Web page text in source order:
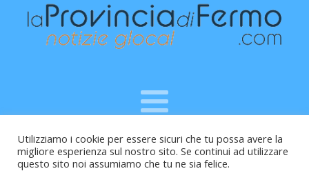
Raffaele Vitali - via Leopardi 10 - 61121 Pesaro (PU) -
Cod.Fisc VTLRFL77B02L500Y - Testata giornalistica, aut.
Utilizziamo i cookie per essere sicuri che tu possa avere la
migliore esperienza sul nostro sito. Se continui ad utilizzare
questo sito noi assumiamo che tu ne sia felice.